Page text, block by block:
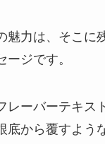
魅力は、そこに
ージです。
レーバーテキス
底から覆すよう